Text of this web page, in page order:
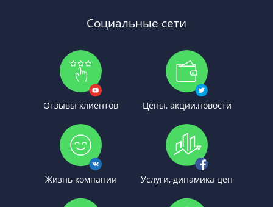
Социальные сети
Отзывы клиентов Цены, акции,новости
Жизнь компании Услуги, динамика цен